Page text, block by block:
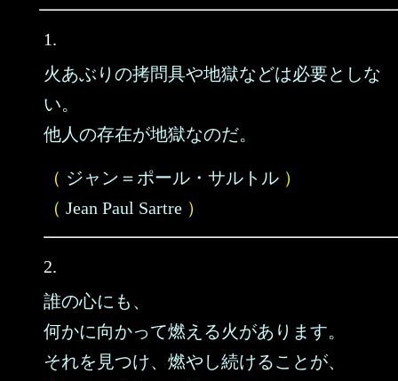
1.
火あぶりの拷問具や地獄などは必要としな
い。
他人の存在が地獄なのだ。
（ ジャン＝ポール・サルトル ）
（ Jean Paul Sartre ）
2.
誰の心にも、
何かに向かって燃える火があります。
それを見つけ、燃やし続けることが、